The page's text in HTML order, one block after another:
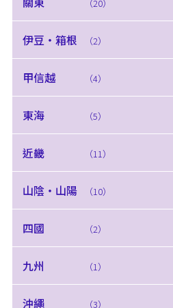
（20）
伊豆・箱根 （2）
甲信越 （4）
東海 （5）
近畿 （11）
山陰・山陽 （10）
四國 （2）
九州 （1）
沖繩 （3）